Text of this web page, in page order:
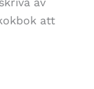
att